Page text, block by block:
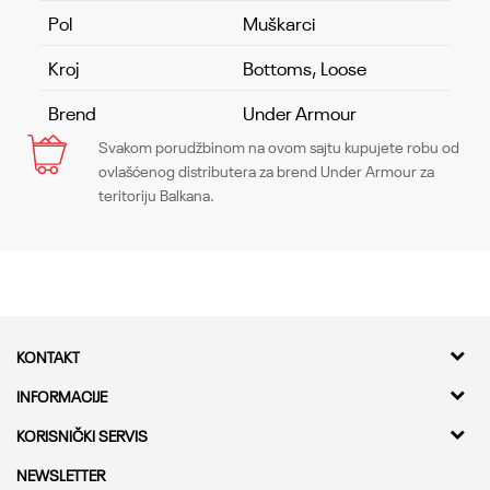
Pol
Muškarci
Kroj
Bottoms, Loose
Brend
Under Armour
Ime/Nadimak
Svakom porudžbinom na ovom sajtu kupujete robu od
ovlašćenog distributera za brend Under Armour za
teritoriju Balkana.
KONTAKT
Kvantum Sport d.o.o.
Adresa
11000 Beograd
INFORMACIJE
O nama
KORISNIČKI SERVIS
Provera statusa pošiljke
NEWSLETTER